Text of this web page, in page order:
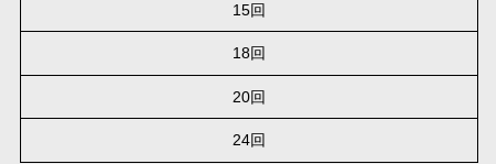
15回
18回
20回
24回